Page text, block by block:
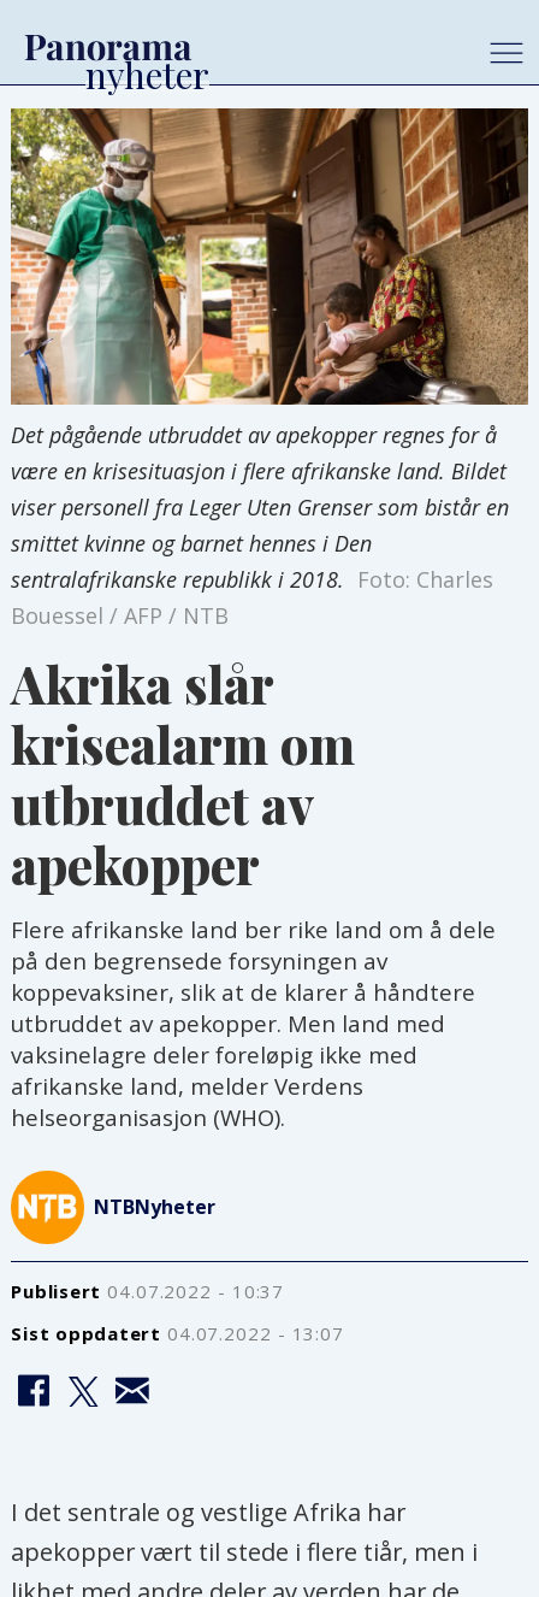
Det pågående utbruddet av apekopper regnes for å
være en krisesituasjon i flere afrikanske land. Bildet
viser personell fra Leger Uten Grenser som bistår en
smittet kvinne og barnet hennes i Den
sentralafrikanske republikk i 2018.
Foto: Charles
Bouessel / AFP / NTB
Akrika slår
krisealarm om
utbruddet av
apekopper
Flere afrikanske land ber rike land om å dele
på den begrensede forsyningen av
koppevaksiner, slik at de klarer å håndtere
utbruddet av apekopper. Men land med
vaksinelagre deler foreløpig ikke med
afrikanske land, melder Verdens
helseorganisasjon (WHO).
NTBNyheter
Publisert
04.07.2022 - 10:37
Sist oppdatert
04.07.2022 - 13:07
I det sentrale og vestligeAfrika har
apekopper vært til stede i flere tiår, men i